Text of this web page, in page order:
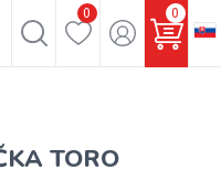
0 0
TORO